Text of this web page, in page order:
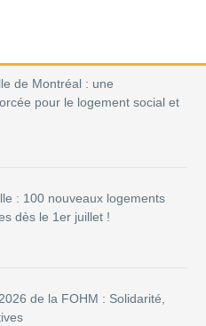
de Montréal : une
pour le logement social et
: 100 nouveaux logements
dès le 1er juillet !
de la FOHM : Solidarité,